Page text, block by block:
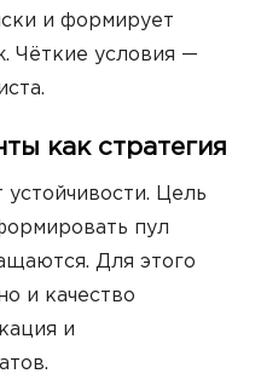
и формирует
Чёткие условия —
как стратегия
Цель
пул
Для этого
и качество
и